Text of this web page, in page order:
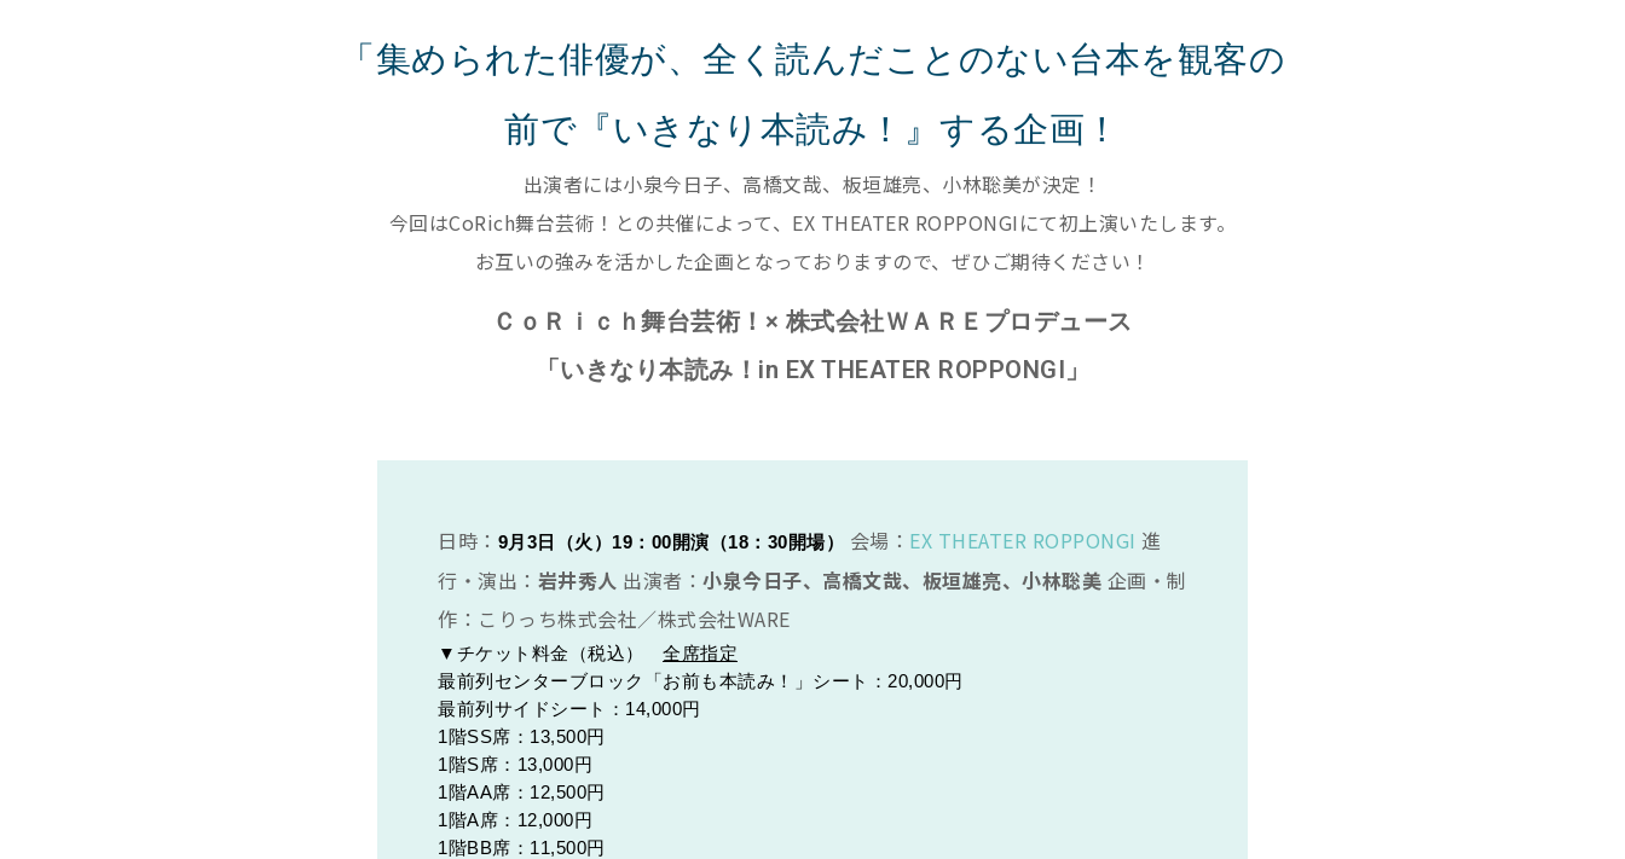
「集められた俳優が、全く読んだことのない台本を観客の
前で『いきなり本読み！』する企画！
出演者には小泉今日子、高橋文哉、板垣雄亮、小林聡美が決定！
今回はCoRich舞台芸術！との共催によって、EX THEATER ROPPONGIにて初上演いたします。
お互いの強みを活かした企画となっておりますので、ぜひご期待ください！
ＣｏＲｉｃｈ舞台芸術！× 株式会社ＷＡＲＥプロデュース
「いきなり本読み！in EX THEATER ROPPONGI」
日時： 9月3日（火）19：00開演（18：30開場） 会場： EX THEATER ROPPONGI 進
行・演出： 岩井秀人 出演者： 小泉今日子、高橋文哉、板垣雄亮、小林聡美 企画・制
作：こりっち株式会社／株式会社WARE
▼チケット料金（税込） 全席指定
最前列センターブロック「お前も本読み！」シート：20,000円
最前列サイドシート：14,000円
1階SS席：13,500円
1階S席：13,000円
1階AA席：12,500円
1階A席：12,000円
1階BB席：11,500円